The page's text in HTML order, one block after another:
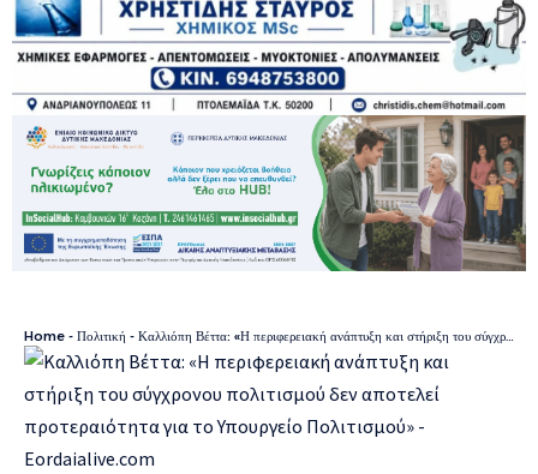
Home - Πολιτική - Καλλιόπη Βέττα: «Η περιφερειακή ανάπτυξη και στήριξη του σύγχρονου πολιτισμού δεν αποτελεί προτεραιότητα για το Υπουργείο Πολιτισμού»